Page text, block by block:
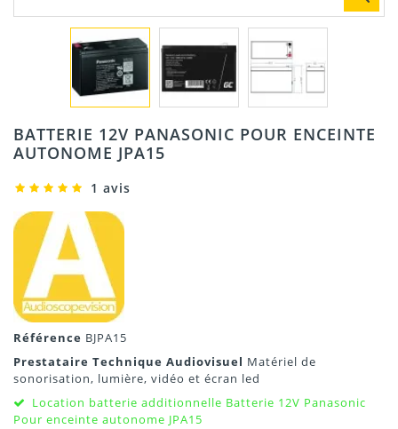
BATTERIE 12V PANASONIC POUR ENCEINTE
AUTONOME JPA15
1 avis
Référence BJPA15
Prestataire Technique Audiovisuel Matériel de
sonorisation, lumière, vidéo et écran led
Location batterie additionnelle Batterie 12V Panasonic
Pour enceinte autonome JPA15